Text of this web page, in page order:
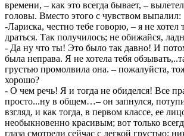
времени, – как это всегда бывает, –
головы. Вместо этого с чувством выпалил:
-Лариска, честно тебе говорю, – я не хотел
драться. Так получилось; не обижайся,
- Да ну что ты! Это было так давно! И
была неправа. Я не хотела тебя
грустью промолвила она. – пожалуйста,
хорошо?
- О чем речь! Я и тогда не обиделся! Все
просто...ну в общем…– он запнулся,
взгляд, и как тогда, в первом классе, ее
необыкновенно красивым; вот только
глаза смотрели сейчас с легкой грустью;